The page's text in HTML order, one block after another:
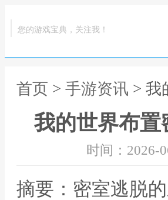
您的游戏宝典，关注我！
首页 > 手游资讯 > 我
我的世界布
时间：2026-
摘要：密室逃脱